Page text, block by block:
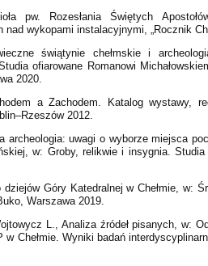
pw. Rozesłania Świętych
wykopami instalacyjnymi, „Rocznik
świątynie chełmskie i
ofiarowane Romanowi
2020.
a Zachodem. Katalog wystawy,
2012.
archeologia: uwagi o wyborze miejsca
w: Groby, relikwie i insygnia.
dziejów Góry Katedralnej w Chełmie, w:
Warszawa 2019.
L., Analiza źródeł pisanych, w:
Chełmie. Wyniki badań